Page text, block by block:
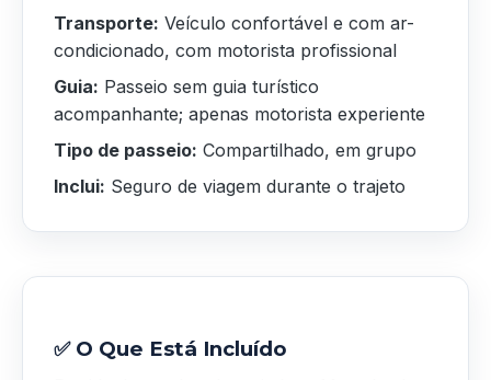
Transporte: Veículo confortável e com ar-
condicionado, com motorista profissional
Guia: Passeio sem guia turístico
acompanhante; apenas motorista experiente
Tipo de passeio: Compartilhado, em grupo
Inclui: Seguro de viagem durante o trajeto
✅ O Que Está Incluído